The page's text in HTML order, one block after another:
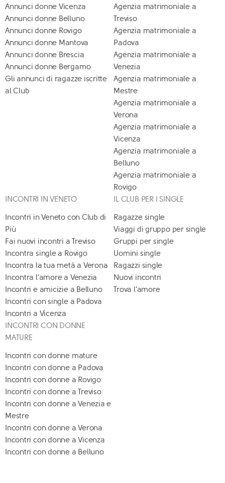
Annunci donne Vicenza
Annunci donne Belluno
Annunci donne Rovigo
Annunci donne Mantova
Annunci donne Brescia
Annunci donne Bergamo
Gli annunci di ragazze iscritte
al Club
Agenzia matrimoniale a
Treviso
Agenzia matrimoniale a
Padova
Agenzia matrimoniale a
Venezia
Agenzia matrimoniale a
Mestre
Agenzia matrimoniale a
Verona
Agenzia matrimoniale a
Vicenza
Agenzia matrimoniale a
Belluno
Agenzia matrimoniale a
Rovigo
INCONTRI IN VENETO
Incontri in Veneto con Club di
Più
Fai nuovi incontri a Treviso
Incontra single a Rovigo
Incontra la tua metà a Verona
Incontra l'amore a Venezia
Incontri e amicizie a Belluno
Incontri con single a Padova
Incontri a Vicenza
IL CLUB PER I SINGLE
Ragazze single
Viaggi di gruppo per single
Gruppi per single
Uomini single
Ragazzi single
Nuovi incontri
Trova l'amore
INCONTRI CON DONNE
MATURE
Incontri con donne mature
Incontri con donne a Padova
Incontri con donne a Rovigo
Incontri con donne a Treviso
Incontri con donne a Venezia e
Mestre
Incontri con donne a Verona
Incontri con donne a Vicenza
Incontri con donne a Belluno